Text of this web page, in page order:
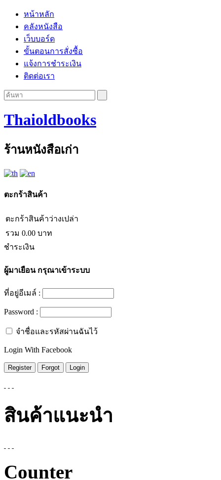
หน้าหลัก
คลังหนังสือ
เว็บบอร์ด
ขั้นตอนการสั่งซื้อ
แจ้งการชำระเงิน
ติดต่อเรา
Thaioldbooks
ร้านหนังสือเก่า
ตะกร้าสินค้า
ตะกร้าสินค้าว่างเปล่า
รวม 0.00 บาท
ชำระเงิน
ผู้มาเยือนกรุณาเข้าระบบ
ที่อยู่อีเมล์ :
Password :
จำชื่อและรหัสผ่านฉันไว้
Login With Facebook
สินค้าแนะนำ
Counter